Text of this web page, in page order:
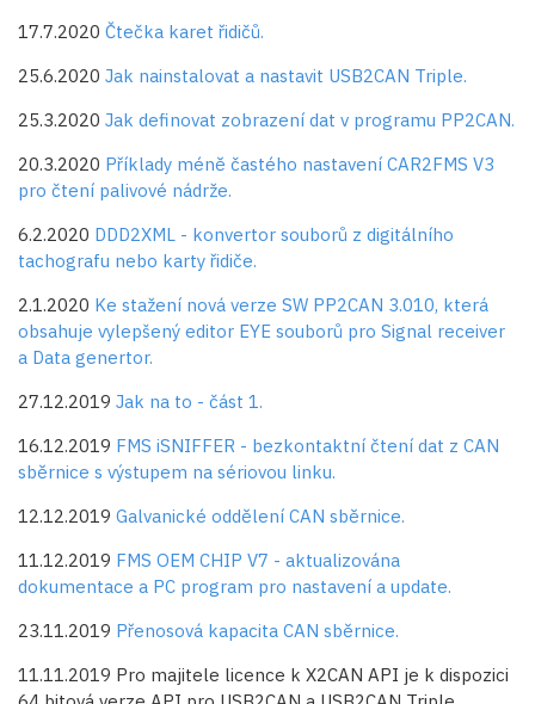
17.7.2020 Čtečka karet řidičů.
25.6.2020 Jak nainstalovat a nastavit USB2CAN Triple.
25.3.2020 Jak definovat zobrazení dat v programu PP2CAN.
20.3.2020 Příklady méně častého nastavení CAR2FMS V3
pro čtení palivové nádrže.
6.2.2020 DDD2XML - konvertor souborů z digitálního
tachografu nebo karty řidiče.
2.1.2020 Ke stažení nová verze SW PP2CAN 3.010, která
obsahuje vylepšený editor EYE souborů pro Signal receiver
a Data genertor.
27.12.2019 Jak na to - část 1.
16.12.2019 FMS iSNIFFER - bezkontaktní čtení dat z CAN
sběrnice s výstupem na sériovou linku.
12.12.2019 Galvanické oddělení CAN sběrnice.
11.12.2019 FMS OEM CHIP V7 - aktualizována
dokumentace a PC program pro nastavení a update.
23.11.2019 Přenosová kapacita CAN sběrnice.
11.11.2019 Pro majitele licence k X2CAN API je k dispozici